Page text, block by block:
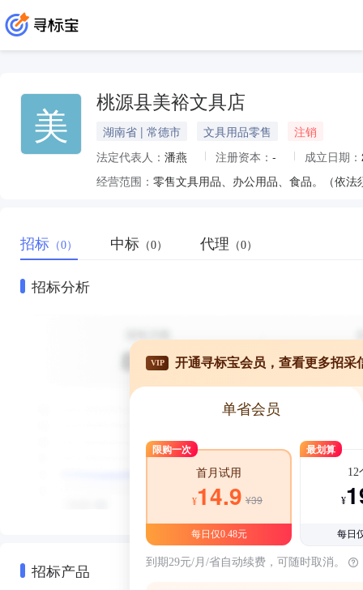
美 桃源县美裕文具店
湖南省 | 常德市 文具用品零售
注销
法定代表人： 潘燕 注册资本： - 成立日期：
经营范围： 零售文具用品、办公用品、食品。（依
招标 （0） 中标 （0） 代理 （0）
招标分析
招标产品
VIP 开通寻标宝会员，查看更多招采
单省会员
限购一次
首月试用
¥14.9 ¥39
每日仅0.48元
最划算
12
¥
每日
到期29元/月/省自动续费，可随时取消。